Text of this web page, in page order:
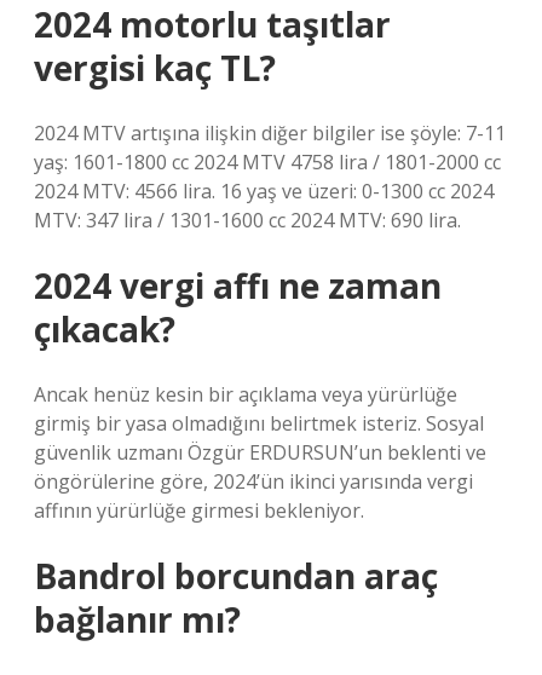
2024 motorlu taşıtlar
vergisi kaç TL?
2024 MTV artışına ilişkin diğer bilgiler ise şöyle: 7-11
yaş: 1601-1800 cc 2024 MTV 4758 lira / 1801-2000 cc
2024 MTV: 4566 lira. 16 yaş ve üzeri: 0-1300 cc 2024
MTV: 347 lira / 1301-1600 cc 2024 MTV: 690 lira.
2024 vergi affı ne zaman
çıkacak?
Ancak henüz kesin bir açıklama veya yürürlüğe
girmiş bir yasa olmadığını belirtmek isteriz. Sosyal
güvenlik uzmanı Özgür ERDURSUN’un beklenti ve
öngörülerine göre, 2024’ün ikinci yarısında vergi
affının yürürlüğe girmesi bekleniyor.
Bandrol borcundan araç
bağlanır mı?